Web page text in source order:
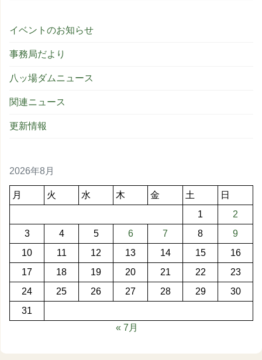
イベントのお知らせ
事務局だより
八ッ場ダムニュース
関連ニュース
更新情報
2026年8月
月 火 水 木 金 土
日
1
2
3
4 5 6 7 8
9
10
11 12 13 14 15
16
17
18 19 20 21 22
23
24
25 26 27 28 29
30
31
« 7月